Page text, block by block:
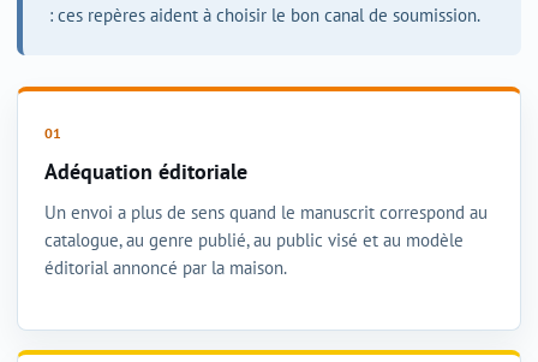
: ces repères aident à choisir le bon canal de soumission.
Adéquation éditoriale
Un envoi a plus de sens quand le manuscrit correspond au
catalogue, au genre publié, au public visé et au modèle
éditorial annoncé par la maison.